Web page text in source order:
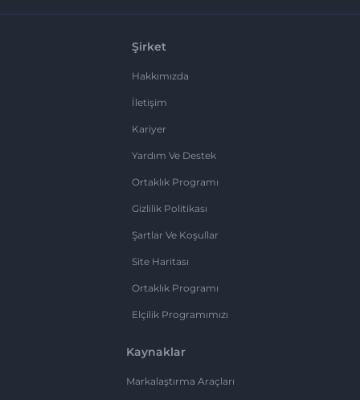
Şirket
Hakkımızda
İletişim
Kariyer
Yardım Ve Destek
Ortaklık Programı
Gizlilik Politikası
Şartlar Ve Koşullar
Site Haritası
Ortaklık Programı
Elçilik Programımızı
Kaynaklar
Markalaştırma Araçları